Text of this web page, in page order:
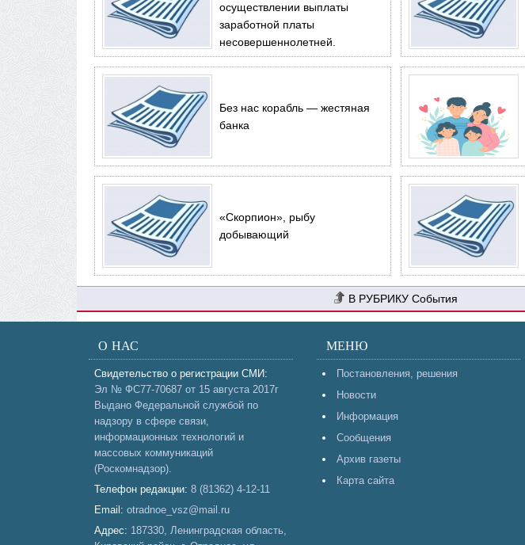
осуществлении выплаты
заработной платы
несовершеннолетней.
Без нас корабль — жестяная
банка
«Скорпион», рыбу
добывающий
События
О НАС
Свидетельство о регистрации СМИ:
Эл № ФС77-70687 от 15 августа 2017г
Выдано Федеральной службой по
надзору в сфере связи,
информационных технологий и
массовых коммуникаций
(Роскомнадзор).
Телефон редакции: 8 (81362) 4-12-11
Email: otradnoe_vsz@mail.ru
Адрес: 187330, Ленинградская область,
МЕНЮ
Постановления, решения
Новости
Информация
Сообщения
Архив газеты
Карта сайта